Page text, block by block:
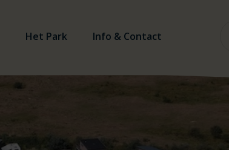
Het Park Info & Contact